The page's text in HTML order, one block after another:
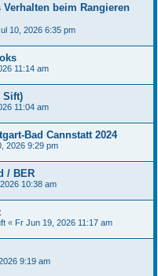
beim Rangieren
10, 2026 6:35 pm
11:14 am
Sift)
11:04 am
Bad Cannstatt 2024
2026 9:29 pm
/ BER
10:38 am
« Fr Jun 19, 2026 11:17 am
9:19 am